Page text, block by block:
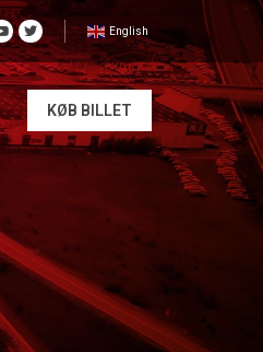
English
KØB BILLET